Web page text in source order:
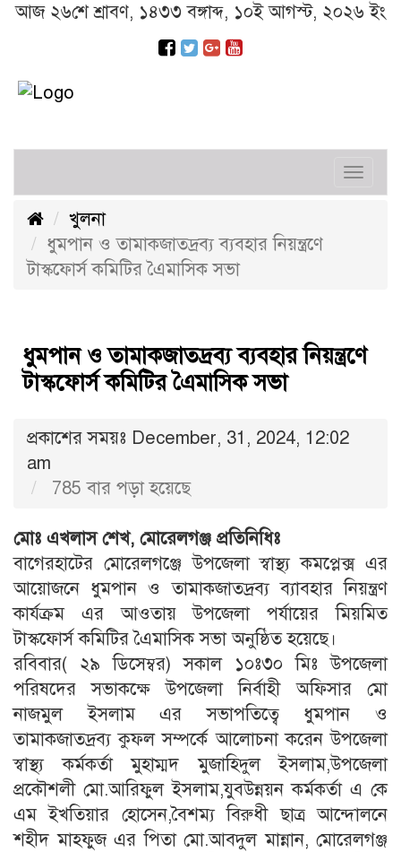
আজ ২৬শে শ্রাবণ, ১৪৩৩ বঙ্গাব্দ, ১০ই আগস্ট, ২০২৬ ইং
খুলনা
ধুমপান ও তামাকজাতদ্রব্য ব্যবহার নিয়ন্ত্রণে
টাস্কফোর্স কমিটির এৈমাসিক সভা
ধুমপান ও তামাকজাতদ্রব্য ব্যবহার নিয়ন্ত্রণে
টাস্কফোর্স কমিটির এৈমাসিক সভা
প্রকাশের সময়ঃ December, 31, 2024, 12:02
am
785 বার পড়া হয়েছে
মোঃ এখলাস শেখ, মোরেলগঞ্জ প্রতিনিধিঃ
বাগেরহাটের মোরেলগঞ্জে উপজেলা স্বাস্থ্য কমপ্লেক্স এর
আয়োজনে ধুমপান ও তামাকজাতদ্রব্য ব্যাবহার নিয়ন্ত্রণ
কার্যক্রম এর আওতায় উপজেলা পর্যায়ের মিয়মিত
টাস্কফোর্স কমিটির এৈমাসিক সভা অনুষ্ঠিত হয়েছে।
রবিবার( ২৯ ডিসেম্বর) সকাল ১০ঃ৩০ মিঃ উপজেলা
পরিষদের সভাকক্ষে উপজেলা নির্বাহী অফিসার মো
নাজমুল ইসলাম এর সভাপতিত্বে ধুমপান ও
তামাকজাতদ্রব্য কুফল সম্পর্কে আলোচনা করেন উপজেলা
স্বাস্থ্য কর্মকর্তা মুহাম্মদ মুজাহিদুল ইসলাম,উপজেলা
প্রকৌশলী মো.আরিফুল ইসলাম,যুবউন্নয়ন কর্মকর্তা এ কে
এম ইখতিয়ার হোসেন,বৈশম্য বিরুধী ছাত্র আন্দোলনে
শহীদ মাহফুজ এর পিতা মো.আবদুল মান্নান, মোরেলগঞ্জ